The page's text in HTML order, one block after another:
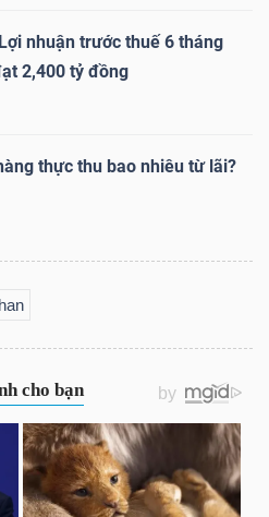
nhuận trước thuế 6 tháng
2,400 tỷ đồng
thực thu bao nhiêu từ lãi?